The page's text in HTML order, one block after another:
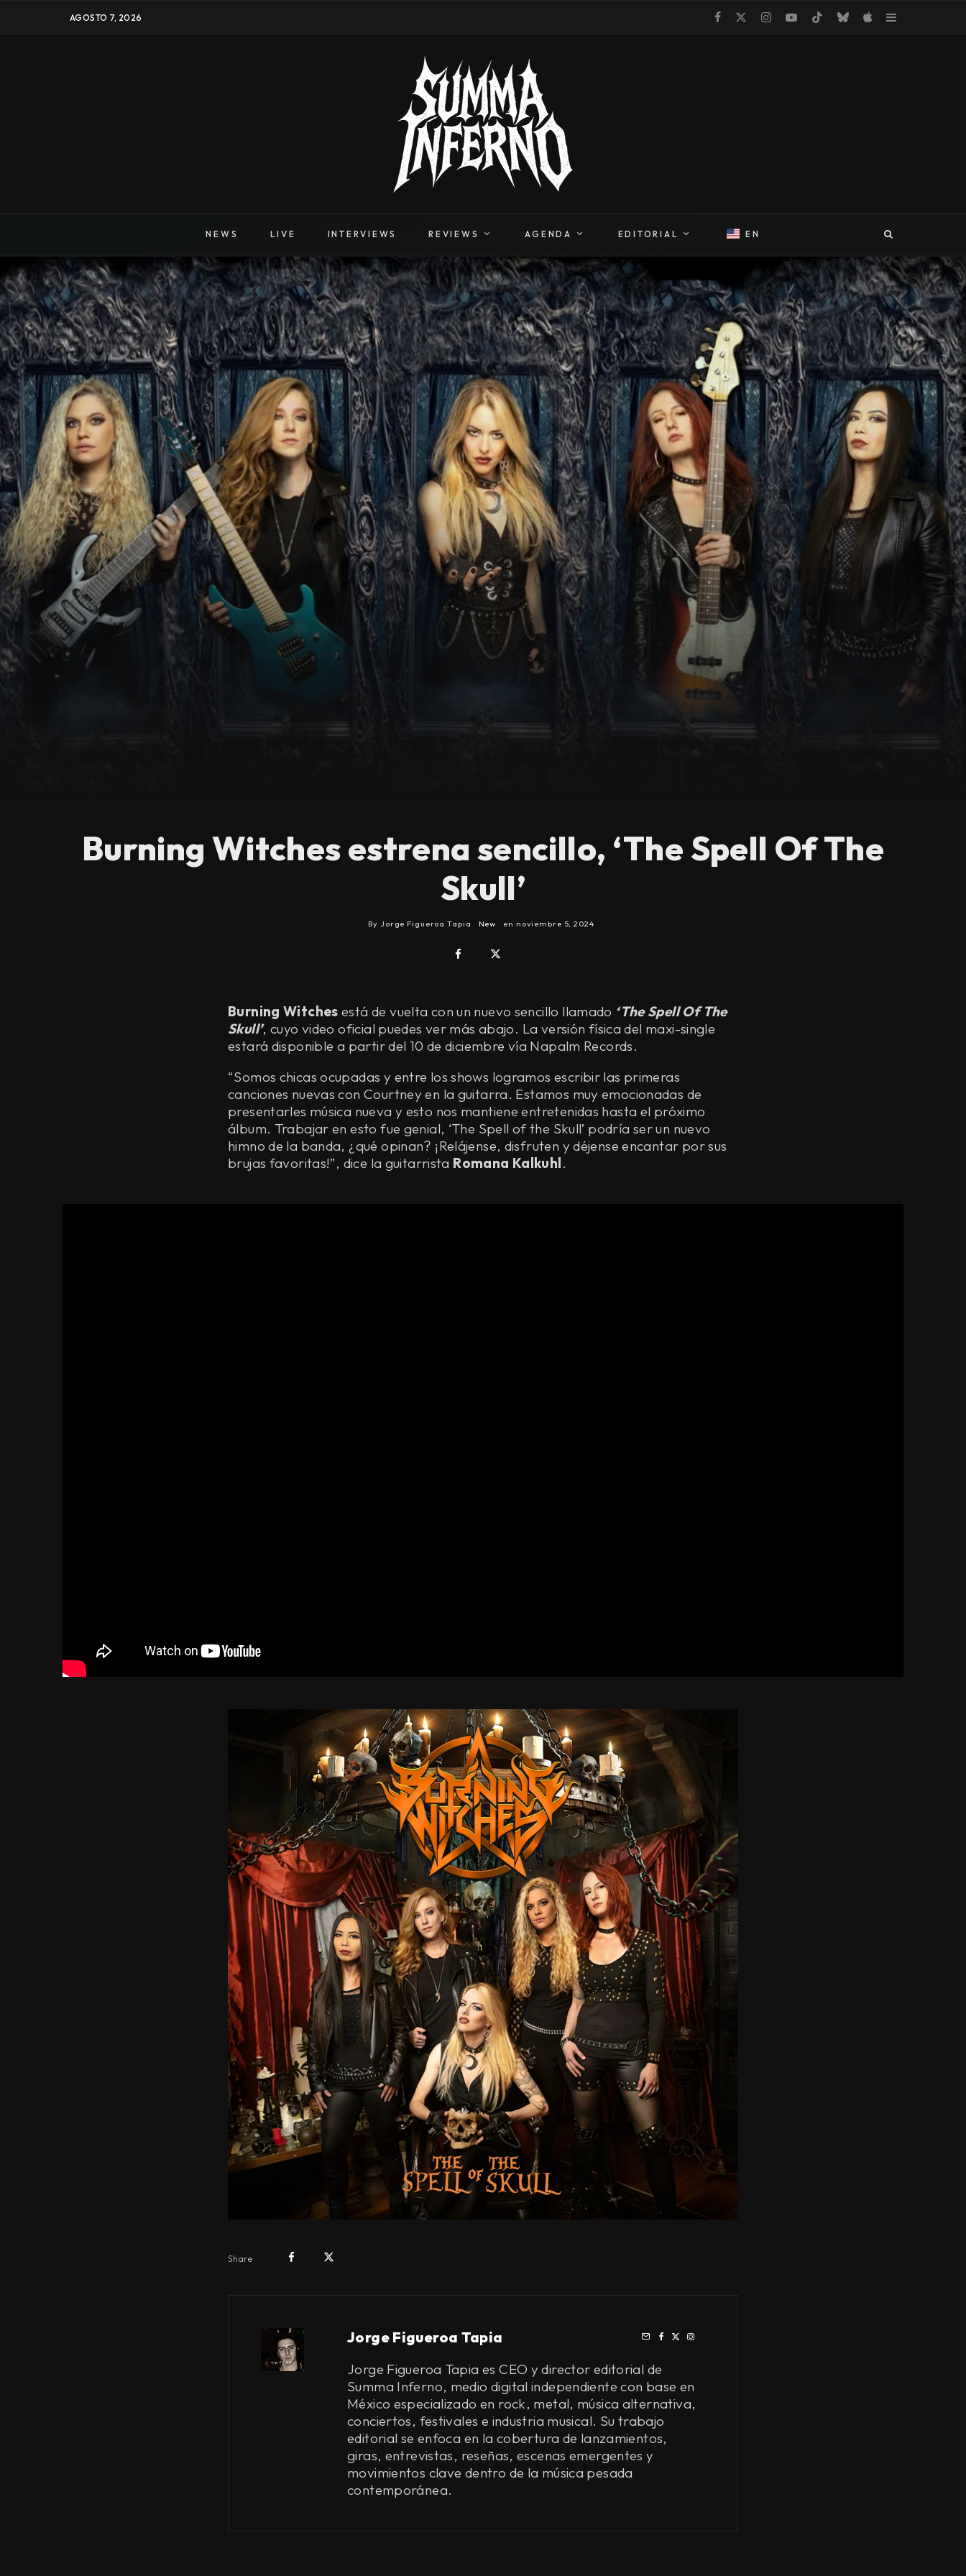
AGOSTO 7, 2026
NEWS LIVE INTERVIEWS REVIEWS AGENDA EDITORIAL EN
Burning Witches estrena sencillo, ‘The Spell Of The
Skull’
By Jorge Figueroa Tapia New en noviembre 5, 2024
Burning Witches está de vuelta con un nuevo sencillo llamado ‘The Spell Of The
Skull’, cuyo video oficial puedes ver más abajo. La versión física del maxi-single
estará disponible a partir del 10 de diciembre vía Napalm Records.
“Somos chicas ocupadas y entre los shows logramos escribir las primeras
canciones nuevas con Courtney en la guitarra. Estamos muy emocionadas de
presentarles música nueva y esto nos mantiene entretenidas hasta el próximo
álbum. Trabajar en esto fue genial, ‘The Spell of the Skull’ podría ser un nuevo
himno de la banda, ¿qué opinan? ¡Relájense, disfruten y déjense encantar por sus
brujas favoritas!”, dice la guitarrista Romana Kalkuhl.
Share
Jorge Figueroa Tapia
Jorge Figueroa Tapia es CEO y director editorial de
Summa Inferno, medio digital independiente con base en
México especializado en rock, metal, música alternativa,
conciertos, festivales e industria musical. Su trabajo
editorial se enfoca en la cobertura de lanzamientos,
giras, entrevistas, reseñas, escenas emergentes y
movimientos clave dentro de la música pesada
contemporánea.